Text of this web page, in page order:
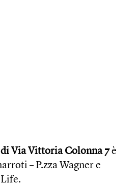
Via Vittoria Colonna 7è
– P.zza Wagner e